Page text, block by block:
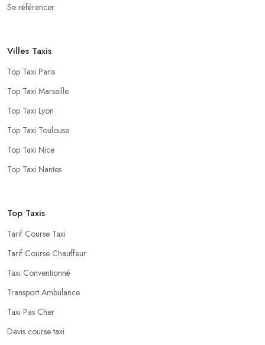
Se référencer
Villes Taxis
Top Taxi Paris
Top Taxi Marseille
Top Taxi Lyon
Top Taxi Toulouse
Top Taxi Nice
Top Taxi Nantes
Top Taxis
Tarif Course Taxi
Tarif Course Chauffeur
Taxi Conventionné
Transport Ambulance
Taxi Pas Cher
Devis course taxi